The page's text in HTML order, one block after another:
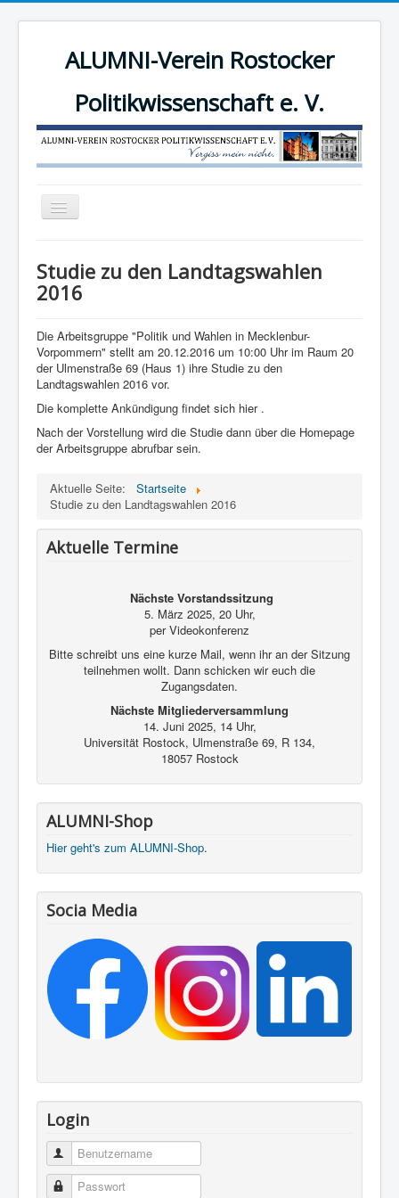
ALUMNI-Verein Rostocker
Politikwissenschaft e. V.
Navigation
Der Verein
Mitgliederbereich
Mitglied werden!
Kontakt und Impressum
Studie zu den Landtagswahlen
2016
Die Arbeitsgruppe "Politik und Wahlen in Mecklenbur-
Vorpommern" stellt am 20.12.2016 um 10:00 Uhr im Raum 20
der Ulmenstraße 69 (Haus 1) ihre Studie zu den
Landtagswahlen 2016 vor.
Die komplette Ankündigung findet sich hier .
Nach der Vorstellung wird die Studie dann über die Homepage
der Arbeitsgruppe abrufbar sein.
Aktuelle Seite:
Startseite
Studie zu den Landtagswahlen 2016
Aktuelle Termine
Nächste Vorstandssitzung
5. März 2025, 20 Uhr,
per Videokonferenz
Bitte schreibt uns eine kurze Mail, wenn ihr an der Sitzung
teilnehmen wollt. Dann schicken wir euch die
Zugangsdaten.
Nächste Mitgliederversammlung
14. Juni 2025, 14 Uhr,
Universität Rostock, Ulmenstraße 69, R 134,
18057 Rostock
ALUMNI-Shop
Hier geht's zum ALUMNI-Shop.
Socia Media
Login
Benutzername
Passwort